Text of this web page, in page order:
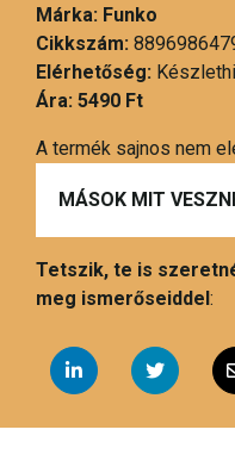
Márka: Funko
Cikkszám:
Elérhetőség:
Ára: 5490 Ft
A termék sajnos nem
MÁSOK MIT
Tetszik, te is
meg ismerőseiddel: